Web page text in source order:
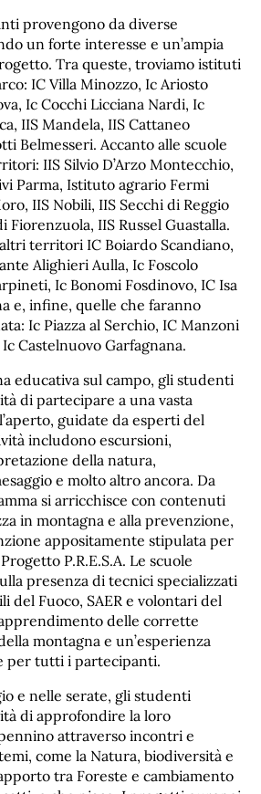
provengono da diverse
un forte interesse e un’ampia
Tra queste, troviamo istituti
IC Villa Minozzo, Ic Ariosto
Ic Cocchi Licciana Nardi, Ic
IIS Mandela, IIS Cattaneo
Belmesseri. Accanto alle scuole
IIS Silvio D’Arzo Montecchio,
Parma, Istituto agrario Fermi
IIS Nobili, IIS Secchi di Reggio
Fiorenzuola, IIS Russel Guastalla.
territori IC Boiardo Scandiano,
Alighieri Aulla, Ic Foscolo
Ic Bonomi Fosdinovo, IC Isa
e, infine, quelle che faranno
Ic Piazza al Serchio, IC Manzoni
Ic Castelnuovo Garfagnana.
educativa sul campo, gli studenti
di partecipare a una vasta
guidate da esperti del
includono escursioni,
della natura,
e molto altro ancora. Da
si arricchisce con contenuti
in montagna e alla prevenzione,
appositamente stipulata per
P.R.E.S.A. Le scuole
presenza di tecnici specializzati
del Fuoco, SAER e volontari del
delle corrette
montagna e un’esperienza
per tutti i partecipanti.
e nelle serate, gli studenti
di approfondire la loro
attraverso incontri e
come la Natura, biodiversità e
tra Foreste e cambiamento